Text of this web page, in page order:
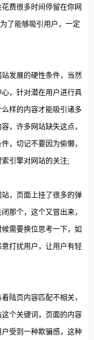
费很多时间停留在你网
了能够吸引用户，一定
发展的硬性条件，当然
，针对潜在用户进行具
样的内容才能吸引诸多
，许多网站缺失这点，
，切记不要因为偷懒，
引擎对网站的关注;
，页面上挂了很多的弹
那个，这个又冒出来，
需要换位思考一下，如
打扰用户，让用户有轻
陆页内容匹配不相关，
个关键词，页面的内容
受到一种欺骗感，这种